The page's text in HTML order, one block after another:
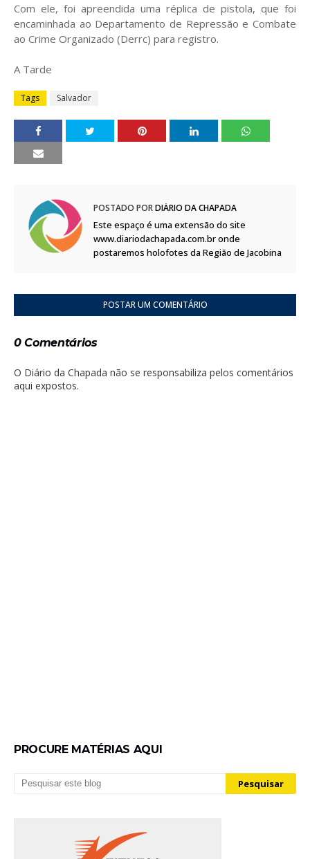
Com ele, foi apreendida uma réplica de pistola, que foi
encaminhada ao Departamento de Repressão e Combate
ao Crime Organizado (Derrc) para registro.
A Tarde
Tags Salvador
POSTADO PORDIÁRIO DA CHAPADA
Este espaço é uma extensão do site
www.diariodachapada.com.br onde
postaremos holofotes da Região de Jacobina
POSTAR UM COMENTÁRIO
0 Comentários
O Diário da Chapada não se responsabiliza pelos comentários
aqui expostos.
PROCURE MATÉRIAS AQUI